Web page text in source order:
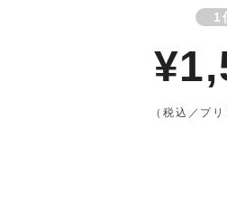
1
（税込／プ